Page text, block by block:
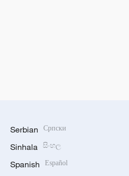
Serbian Српски
Sinhala සිංහල
Spanish Español